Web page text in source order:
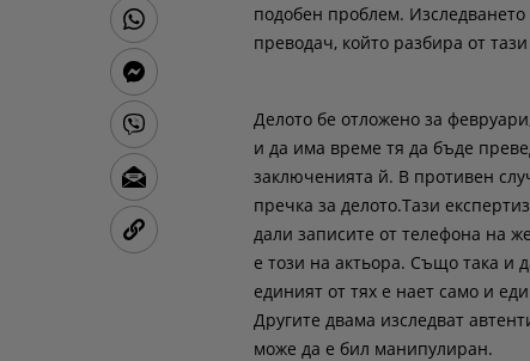
подобен проблем.
преводач, който разбира от
Делото бе отложено за
и да има време тя да бъде
заключенията й. В противен
пречка за делото.Тази
дали записите от телефона на
е този на актьора. Също така и
единият от тях е нает само и
Другите двама изследват
може да е бил манипулиран.